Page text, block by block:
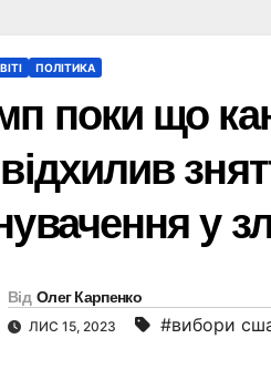
ПОЛІТИКА
поки що
у
Від Олег Карпенко
ЛИС 15, 2023 #вибори